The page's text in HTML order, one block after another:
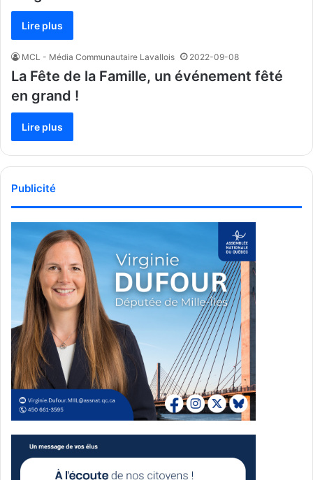
Lire plus
MCL - Média Communautaire Lavallois 2022-09-08
La Fête de la Famille, un événement fêté
en grand !
Lire plus
Publicité